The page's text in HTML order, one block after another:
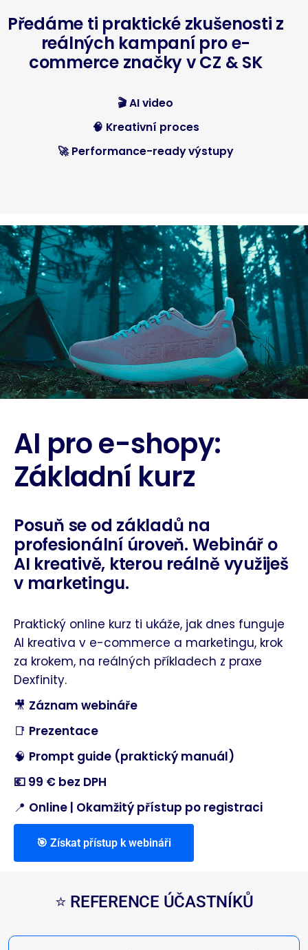
Předáme ti praktické zkušenosti z
reálných kampaní pro e-
commerce značky v CZ & SK
🎬 AI video
🧠 Kreativní proces
🚀 Performance-ready výstupy
AI pro e-shopy:
Základní kurz
Posuň se od základů na
profesionální úroveň. Webinář o
AI kreativě, kterou reálně využiješ
v marketingu.
Praktický online kurz ti ukáže, jak dnes funguje
AI kreativa v e-commerce a marketingu, krok
za krokem, na reálných příkladech z praxe
Dexfinity.
🎥 Záznam webináře
📑 Prezentace
🧠 Prompt guide (praktický manuál)
💶 99 € bez DPH
📍 Online | Okamžitý přístup po registraci
🎯 Získat přístup k webináři
⭐ REFERENCE ÚČASTNÍKŮ